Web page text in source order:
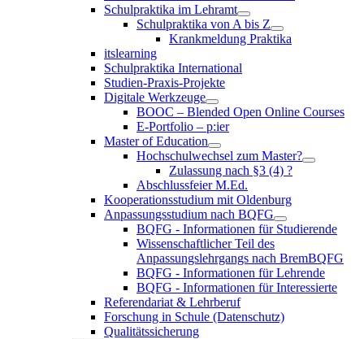
Schulpraktika im Lehramt
Schulpraktika von A bis Z
Krankmeldung Praktika
itslearning
Schulpraktika International
Studien-Praxis-Projekte
Digitale Werkzeuge
BOOC – Blended Open Online Courses
E-Portfolio – p:ier
Master of Education
Hochschulwechsel zum Master?
Zulassung nach §3 (4) ?
Abschlussfeier M.Ed.
Kooperationsstudium mit Oldenburg
Anpassungsstudium nach BQFG
BQFG - Informationen für Studierende
Wissenschaftlicher Teil des
Anpassungslehrgangs nach BremBQFG
BQFG - Informationen für Lehrende
BQFG - Informationen für Interessierte
Referendariat & Lehrberuf
Forschung in Schule (Datenschutz)
Qualitätssicherung